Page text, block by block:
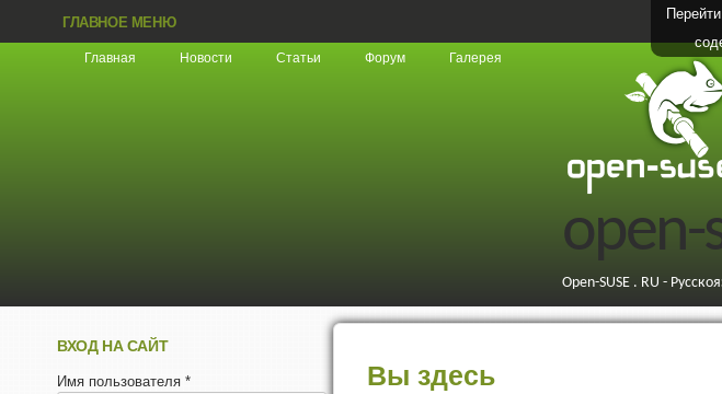
ГЛАВНОЕ МЕНЮ
Главная Новости Статьи Форум Галерея
open-
Open-SUSE . RU -
Вы здесь
ВХОД НА САЙТ
Имя пользователя *